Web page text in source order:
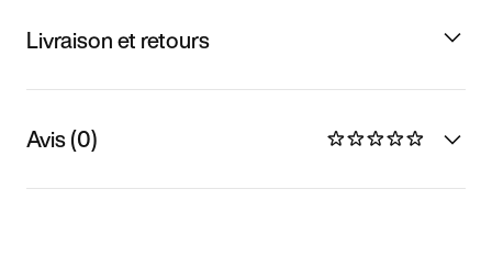
Livraison et retours
Avis (0)